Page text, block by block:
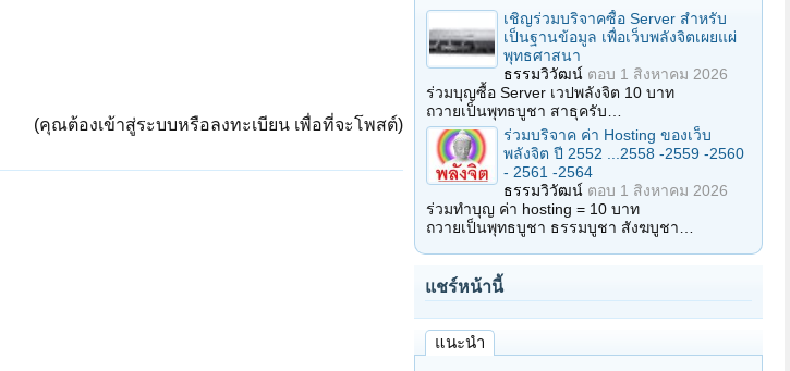
(คุณต้องเข้าสู่ระบบหรือลงทะเบียน เพื่อที่จะโพสต์)
เชิญร่วมบริจาคซื้อ Server สำหรับ
เป็นฐานข้อมูล เพื่อเว็บพลังจิตเผยแผ่
พุทธศาสนา
ธรรมวิวัฒน์ ตอบ 1 สิงหาคม 2026
ร่วมบุญซื้อ Server เวปพลังจิต 10 บาท
ถวายเป็นพุทธบูชา สาธุครับ…
ร่วมบริจาค ค่า Hosting ของเว็บ
พลังจิต ปี 2552 ...2558 -2559 -2560
- 2561 -2564
ธรรมวิวัฒน์ ตอบ 1 สิงหาคม 2026
ร่วมทำบุญ ค่า hosting = 10 บาท
ถวายเป็นพุทธบูชา ธรรมบูชา สังฆบูชา…
แชร์หน้านี้
แนะนำ